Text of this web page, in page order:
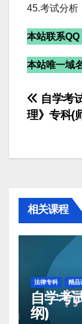
45.考试分析
本站联系QQ
本站唯一域
文
章
导
自学考
理》专科(
相关课程
法律专科 精品
自学考
纲)